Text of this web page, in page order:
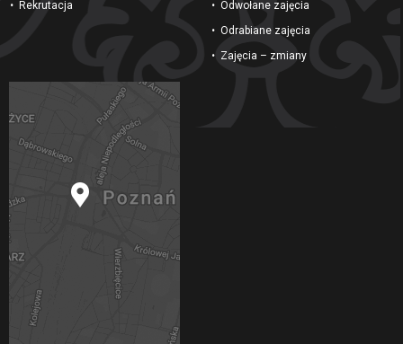
Rekrutacja
Odwołane zajęcia
Odrabiane zajęcia
Zajęcia – zmiany